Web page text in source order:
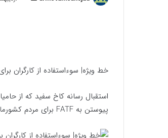
خط ویژه| سوءاستفاده از کارگران
استقبال رسانه کاخ سفید که از
پیوستن به FATF برای مردم کشورمان است.